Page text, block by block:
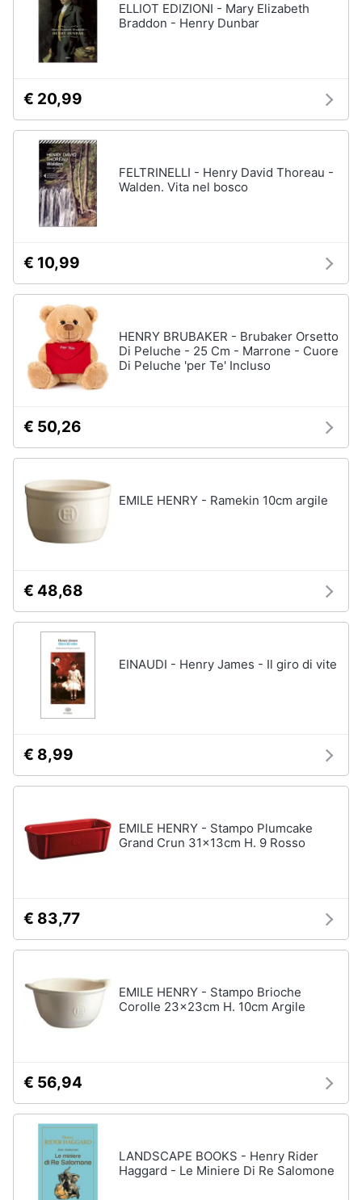
ELLIOT EDIZIONI - Mary Elizabeth
Braddon - Henry Dunbar
€ 20,99
FELTRINELLI - Henry David Thoreau -
Walden. Vita nel bosco
€ 10,99
HENRY BRUBAKER - Brubaker Orsetto
Di Peluche - 25 Cm - Marrone - Cuore
Di Peluche 'per Te' Incluso
€ 50,26
EMILE HENRY - Ramekin 10cm argile
€ 48,68
EINAUDI - Henry James - Il giro di vite
€ 8,99
EMILE HENRY - Stampo Plumcake
Grand Crun 31x13cm H. 9 Rosso
€ 83,77
EMILE HENRY - Stampo Brioche
Corolle 23x23cm H. 10cm Argile
€ 56,94
LANDSCAPE BOOKS - Henry Rider
Haggard - Le Miniere Di Re Salomone